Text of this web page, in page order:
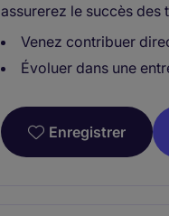
assurerez le succès
Venez contribuer
Évoluer dans une
Enregistrer